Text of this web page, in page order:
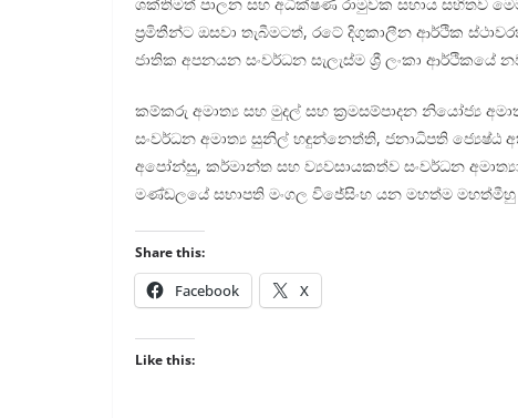
ප්‍රමිතීන්ට ඔසවා තැබීමටත්, රටේ දිගුකාලීන ආර්ථික
ජාතික අපනයන සංවර්ධන සැලැස්ම ශ්‍රී ලංකා ආර්ථිකයේ
කම්කරු අමාත්‍ය සහ මුදල් සහ ක්‍රමසම්පාදන නියෝජ්‍ය
සංවර්ධන අමාත්‍ය සුනිල් හඳුන්නෙත්ති, ජනාධිපති ජ්‍යෙෂ්ඨ
අපෝන්සු, කර්මාන්ත සහ ව්‍යවසායකත්ව සංවර්ධන
මණ්ඩලයේ සභාපති මංගල විජේසිංහ යන මහත්ම
Share this:
Facebook X
Like this: